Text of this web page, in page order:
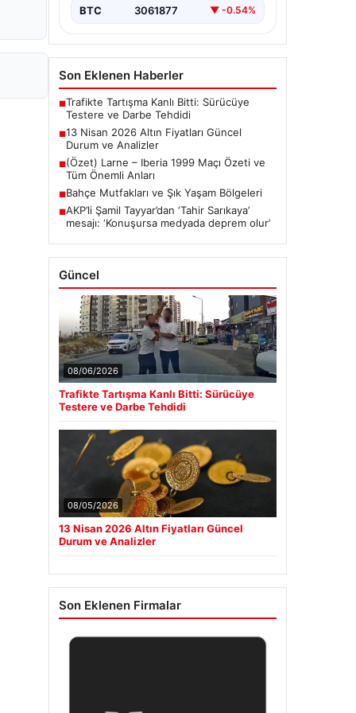
BTC 3061877 ▼ -0.54%
Son Eklenen Haberler
■Trafikte Tartışma Kanlı Bitti: Sürücüye
Testere ve Darbe Tehdidi
■13 Nisan 2026 Altın Fiyatları Güncel
Durum ve Analizler
■(Özet) Larne – Iberia 1999 Maçı Özeti ve
Tüm Önemli Anları
■Bahçe Mutfakları ve Şık Yaşam Bölgeleri
■AKP’li Şamil Tayyar’dan ‘Tahir Sarıkaya’
mesajı: ‘Konuşursa medyada deprem olur’
Güncel
08/06/2026
Trafikte Tartışma Kanlı Bitti: Sürücüye
Testere ve Darbe Tehdidi
08/05/2026
13 Nisan 2026 Altın Fiyatları Güncel
Durum ve Analizler
Son Eklenen Firmalar